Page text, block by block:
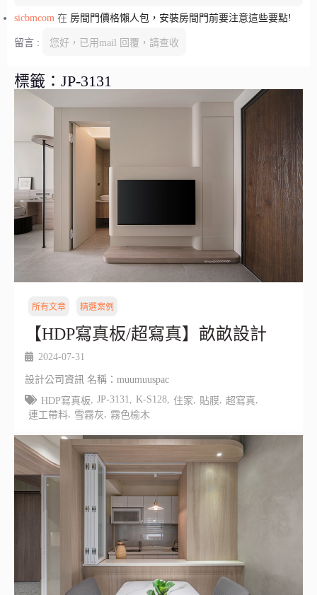
sicbmcom 在 房間門價格懶人包，安裝房間門前要注意這些要點!
留言 : 您好，已用mail 回覆，請查收
標籤：JP-3131
所有文章 精選案例
【HDP寫真板/超寫真】畝畝設計
2024-07-31
設計公司資訊 名稱：muumuuspac
HDP寫真板
JP-3131 K-S128, 住家 貼膜, 超寫真
連工帶料
雪霧灰 霧色榆木